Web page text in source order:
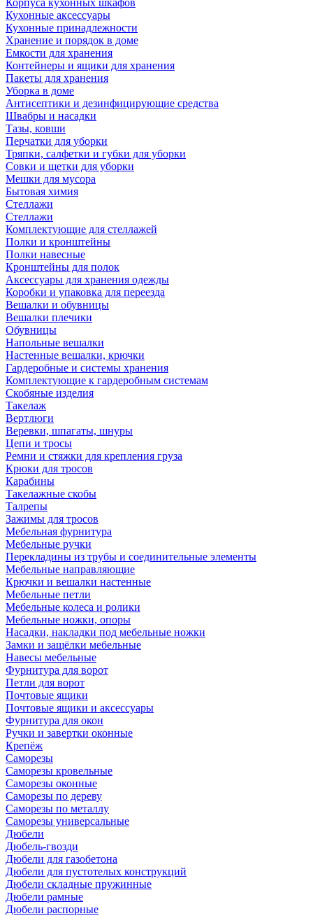
Корпуса кухонных шкафов
Кухонные аксессуары
Кухонные принадлежности
Хранение и порядок в доме
Емкости для хранения
Контейнеры и ящики для хранения
Пакеты для хранения
Уборка в доме
Антисептики и дезинфицирующие средства
Швабры и насадки
Тазы, ковши
Перчатки для уборки
Тряпки, салфетки и губки для уборки
Совки и щетки для уборки
Мешки для мусора
Бытовая химия
Стеллажи
Стеллажи
Комплектующие для стеллажей
Полки и кронштейны
Полки навесные
Кронштейны для полок
Аксессуары для хранения одежды
Коробки и упаковка для переезда
Вешалки и обувницы
Вешалки плечики
Обувницы
Напольные вешалки
Настенные вешалки, крючки
Гардеробные и системы хранения
Комплектующие к гардеробным системам
Скобяные изделия
Такелаж
Вертлюги
Веревки, шпагаты, шнуры
Цепи и тросы
Ремни и стяжки для крепления груза
Крюки для тросов
Карабины
Такелажные скобы
Талрепы
Зажимы для тросов
Мебельная фурнитура
Мебельные ручки
Перекладины из трубы и соединительные элементы
Мебельные направляющие
Крючки и вешалки настенные
Мебельные петли
Мебельные колеса и ролики
Мебельные ножки, опоры
Насадки, накладки под мебельные ножки
Замки и защёлки мебельные
Навесы мебельные
Фурнитура для ворот
Петли для ворот
Почтовые ящики
Почтовые ящики и аксессуары
Фурнитура для окон
Ручки и завертки оконные
Крепёж
Саморезы
Саморезы кровельные
Саморезы оконные
Саморезы по дереву
Саморезы по металлу
Саморезы универсальные
Дюбели
Дюбель-гвозди
Дюбели для газобетона
Дюбели для пустотелых конструкций
Дюбели складные пружинные
Дюбели рамные
Дюбели распорные